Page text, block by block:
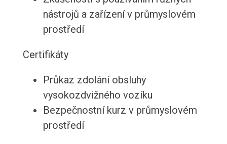
nástrojů a zařízení v průmyslovém
prostředí
Certifikáty
Průkaz zdolání obsluhy
vysokozdvižného vozíku
Bezpečnostní kurz v průmyslovém
prostředí